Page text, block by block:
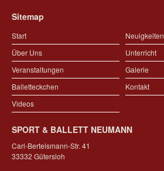
Sitemap
Start
Neuigkeiten
Über Uns
Unterricht
Veranstaltungen
Galerie
Balletteckchen
Kontakt
Videos
SPORT & BALLETT NEUMANN
Carl-Bertelsmann-Str. 41
33332 Gütersloh